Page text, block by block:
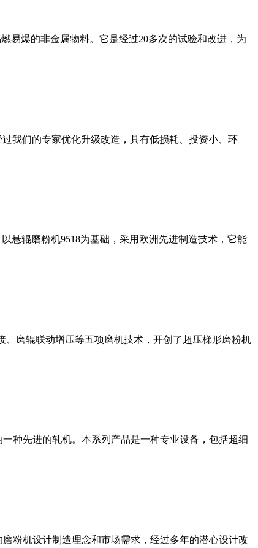
易爆的非金属物料。它是经过20多次的试验和改进，为
我们的专家优化升级改造，具有低损耗、投资小、环
悬辊磨粉机9518为基础，采用欧洲先进制造技术，它能
磨辊联动增压等五项磨机技术，开创了超压梯形磨粉机
种先进的轧机。本系列产品是一种专业设备，包括超细
粉机设计制造理念和市场需求，经过多年的潜心设计改